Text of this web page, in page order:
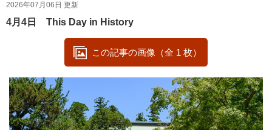
2026年07月06日 更新
4月4日 This Day in History
この記事の画像（全 1 枚）